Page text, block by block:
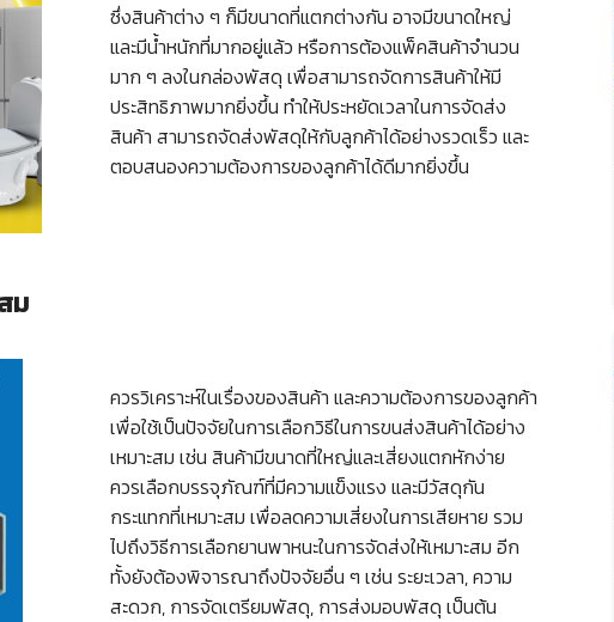
ซึ่งสินค้าต่าง ๆ ก็มีขนาดที่แตกต่างกัน อาจมีขนาดใหญ่
และมีน้ำหนักที่มากอยู่แล้ว หรือการต้องแพ็คสินค้าจำนวน
มาก ๆ ลงในกล่องพัสดุ เพื่อสามารถจัดการสินค้าให้มี
ประสิทธิภาพมากยิ่งขึ้น ทำให้ประหยัดเวลาในการจัดส่ง
สินค้า สามารถจัดส่งพัสดุให้กับลูกค้าได้อย่างรวดเร็ว และ
ตอบสนองความต้องการของลูกค้าได้ดีมากยิ่งขึ้น
ม
ควรวิเคราะห์ในเรื่องของสินค้า และความต้องการของลูกค้า
เพื่อใช้เป็นปัจจัยในการเลือกวิธีในการขนส่งสินค้าได้อย่าง
เหมาะสม เช่น สินค้ามีขนาดที่ใหญ่และเสี่ยงแตกหักง่าย
ควรเลือกบรรจุภัณฑ์ที่มีความแข็งแรง และมีวัสดุกัน
กระแทกที่เหมาะสม เพื่อลดความเสี่ยงในการเสียหาย รวม
ไปถึงวิธีการเลือกยานพาหนะในการจัดส่งให้เหมาะสม อีก
ทั้งยังต้องพิจารณาถึงปัจจัยอื่น ๆ เช่น ระยะเวลา, ความ
สะดวก, การจัดเตรียมพัสดุ, การส่งมอบพัสดุ เป็นต้น